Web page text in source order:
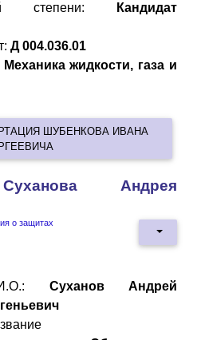
степени: Кандидат
Д 004.036.01
Механика жидкости, газа и
ШУБЕНКОВА ИВАНА
Андрея
о защитах
Суханов Андрей